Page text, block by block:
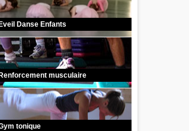
Eveil Danse Enfants
Renforcement musculaire
tonique